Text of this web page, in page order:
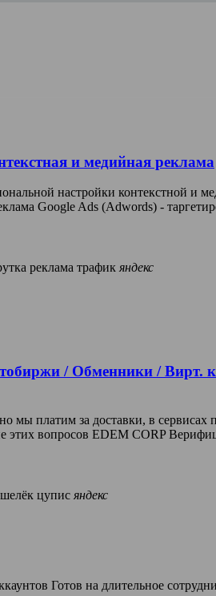
и медийная реклама
настройки контекстной и
Google Ads (Adwords) -
реклама трафик яндекс
/ Обменники /
платим за доставки, в
этих вопросов EDEM CORP
цупис яндекс
Готов на длительное